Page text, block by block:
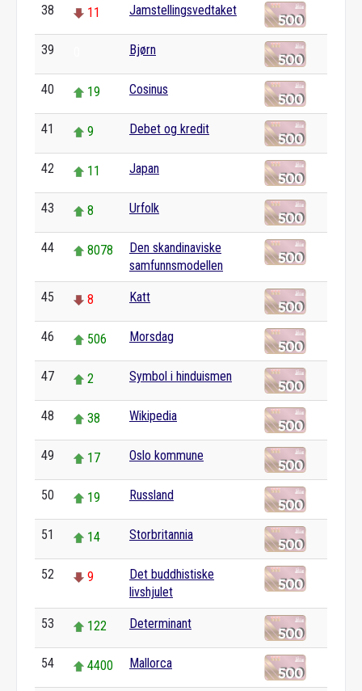
38 11 Jamstellingsvedtaket
39 Bjørn
40 19 Cosinus
41 9 Debet og kredit
42 11 Japan
43 8 Urfolk
44 8078
Den skandinaviske
samfunnsmodellen
45 8 Katt
46 506 Morsdag
47 2 Symbol i hinduismen
48 38 Wikipedia
49 17 Oslo kommune
50 19 Russland
51 14 Storbritannia
52 9
Det buddhistiske
livshjulet
53 122 Determinant
54 4400 Mallorca